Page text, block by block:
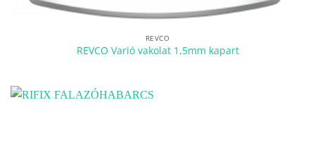
REVCO
REVCO Varió vakolat 1,5mm kapart